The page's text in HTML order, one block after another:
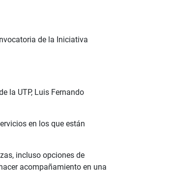
de la Iniciativa
la UTP, Luis Fernando
en los que están
incluso opciones de
acompañamiento en una